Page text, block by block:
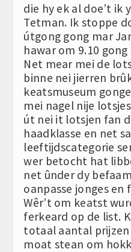
die hy ek al doe’t ik
Tetman. Ik stoppe
útgong gong mar
hawar om 9.10
Net mear mei de
binne nei jierren
keatsmuseum
mei nagel nije
út nei it lotsjen fan
haadklasse en net
leeftijdscategorie
wer betocht hat
net ûnder dy
oanpasse jonges en
Wêr’t om keatst
ferkeard op de list.
totaal aantal prijzen
moat stean om